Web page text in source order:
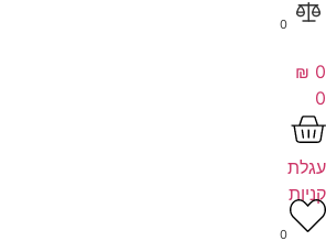
0
₪ 0
0
עגלת
קניות
0